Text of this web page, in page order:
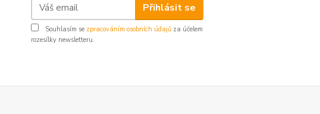
Přihlásit se
Souhlasím se zpracováním osobních údajů za účelem
rozesílky newsletteru.